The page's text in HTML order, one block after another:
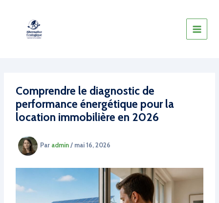
Comprendre le diagnostic de
performance énergétique pour la
location immobilière en 2026
Par admin/ mai 16, 2026